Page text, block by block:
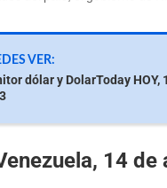
VER:
dólar y DolarToday
14